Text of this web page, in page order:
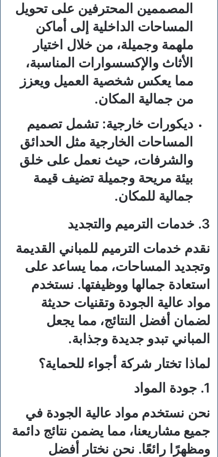
المصممين المحترفين على تحويل
المساحات الداخلية إلى أماكن
ملهمة وجميلة، من خلال اختيار
الأثاث والإكسسوارات المناسبة،
مما يعكس شخصية العميل ويعزز
من جمالية المكان.
ديكورات خارجية: تشمل تصميم
المساحات الخارجية مثل الحدائق
والشرفات، حيث نعمل على خلق
بيئة مريحة وجميلة تضيف قيمة
جمالية للمكان.
3. خدمات الترميم والتجديد
نقدم خدمات الترميم للمباني القديمة
وتجديد المساحات، مما يساعد على
استعادة جمالها ووظيفتها. نستخدم
مواد عالية الجودة وتقنيات حديثة
لضمان أفضل النتائج، مما يجعل
المباني تبدو جديدة وجذابة.
لماذا تختار شركة أجواء للحماية؟
1. جودة المواد
نحن نستخدم مواد عالية الجودة في
جميع مشاريعنا، مما يضمن نتائج دائمة
ومظهرًا رائعًا. نحن نختار أفضل